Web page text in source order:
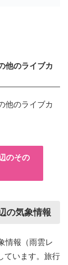
他のライブカ
他のライブカ
のその
の気象情報
情報（雨雲レ
ています。旅行